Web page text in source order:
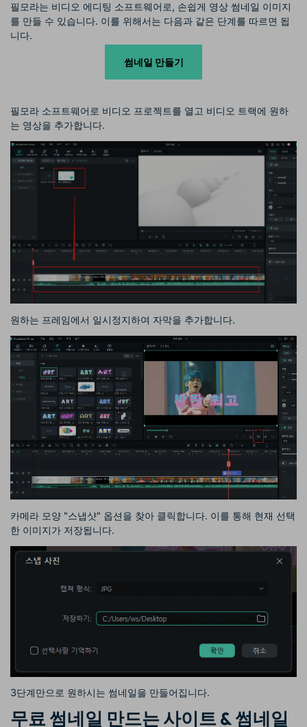
필모라는 비디오 에디팅 소프트웨어로, 손쉽게 영상 썸네일 이미지
를 만들 수 있습니다. 이를 위해서는 다음과 같은 단계를 따르면 됩
니다.
썸네일 만들기
필모라 소프트웨어로 비디오 프로젝트를 열고 비디오 트랙에 원하
는 영상을 추가합니다.
원하는 프레임에서 일시정지하여 자막을 추가합니다.
카메라 모양 "스냅샷" 옵션을 찾아 클릭합니다. 이를 통해 현재 선택
한 이미지가 저장됩니다.
3단계만으로 원하시는 썸네일을 만들어집니다.
무료 썸네일 만드는 사이트 & 썸네일